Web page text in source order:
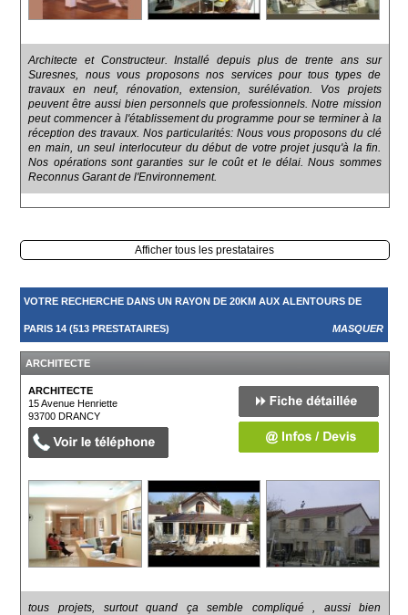
Architecte et Constructeur. Installé depuis plus de trente ans sur
Suresnes, nous vous proposons nos services pour tous types de
travaux en neuf, rénovation, extension, surélévation. Vos projets
peuvent être aussi bien personnels que professionnels. Notre mission
peut commencer à l'établissement du programme pour se terminer à la
réception des travaux. Nos particularités: Nous vous proposons du clé
en main, un seul interlocuteur du début de votre projet jusqu'à la fin.
Nos opérations sont garanties sur le coût et le délai. Nous sommes
Reconnus Garant de l'Environnement.
Afficher tous les prestataires
VOTRE RECHERCHE DANS UN RAYON DE 20KM AUX ALENTOURS DE
PARIS 14 (513 PRESTATAIRES) MASQUER
ARCHITECTE
ARCHITECTE
15 Avenue Henriette
93700DRANCY
tous projets, surtout quand ça semble compliqué , aussi bien